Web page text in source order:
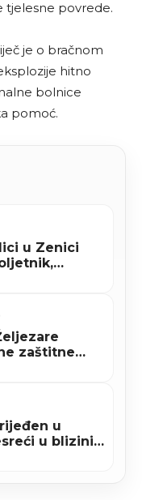
tjelesne povrede.
je o bračnom
hitno
bolnice
pomoć.
u Zenici
zaštitne
u
u blizini